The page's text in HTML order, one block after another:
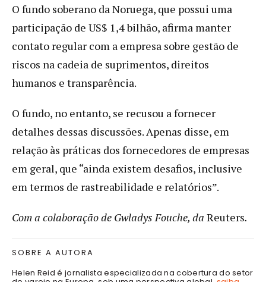
O fundo soberano da Noruega, que possui uma
participação de US$ 1,4 bilhão, afirma manter
contato regular com a empresa sobre gestão de
riscos na cadeia de suprimentos, direitos
humanos e transparência.
O fundo, no entanto, se recusou a fornecer
detalhes dessas discussões. Apenas disse, em
relação às práticas dos fornecedores de empresas
em geral, que “ainda existem desafios, inclusive
em termos de rastreabilidade e relatórios”.
Com a colaboração de Gwladys Fouche, da Reuters.
SOBRE A AUTORA
Helen Reid é jornalista especializada na cobertura do setor